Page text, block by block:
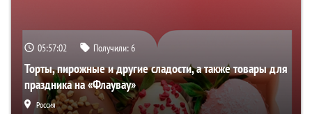
05:57:01 Получили:6
Торты, пирожные и другие сладости, а также товары для
праздника на «Флаувау»
Россия